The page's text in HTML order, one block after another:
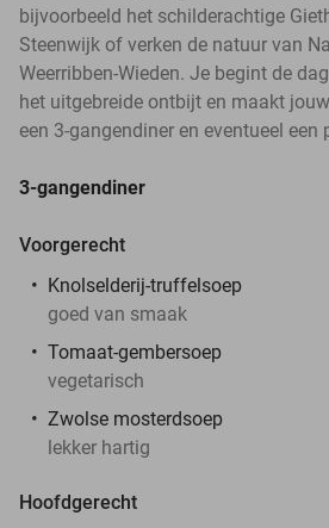
bijvoorbeeld het schilderachtige
Steenwijk of verken de natuur van
Weerribben-Wieden. Je begint de
het uitgebreide ontbijt en maakt
een 3-gangendiner en eventueel een
3-gangendiner
Voorgerecht
Knolselderij-truffelsoep
goed van smaak
Tomaat-gembersoep
vegetarisch
Zwolse mosterdsoep
lekker hartig
Hoofdgerecht